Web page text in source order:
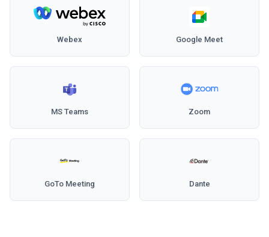
Webex Google Meet
MS Teams Zoom
GoTo Meeting Dante